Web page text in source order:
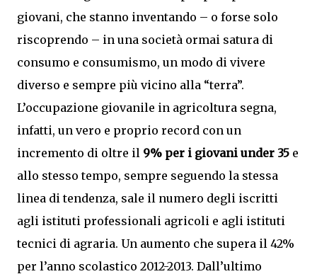
giovani, che stanno inventando – o forse solo
riscoprendo – in una società ormai satura di
consumo e consumismo, un modo di vivere
diverso e sempre più vicino alla “terra”.
L’occupazione giovanile in agricoltura segna,
infatti, un vero e proprio record con un
incremento di oltre il 9% per i giovani under 35 e
allo stesso tempo, sempre seguendo la stessa
linea di tendenza, sale il numero degli iscritti
agli istituti professionali agricoli e agli istituti
tecnici di agraria. Un aumento che supera il 42%
per l’anno scolastico 2012-2013. Dall’ultimo